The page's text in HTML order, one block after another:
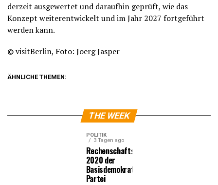
derzeit ausgewertet und daraufhin geprüft, wie das
Konzept weiterentwickelt und im Jahr 2027 fortgeführt
werden kann.
© visitBerlin, Foto: Joerg Jasper
ÄHNLICHE THEMEN:
THE WEEK
POLITIK
3 Tagen ago
Rechenschaftsbericht
2020 der
Basisdemokratischen
Partei